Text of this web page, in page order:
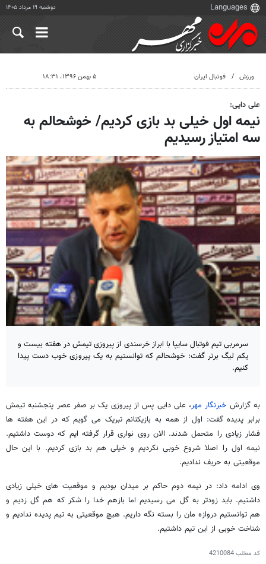
دوشنبه ۱۹ مرداد ۱۴۰۵
ورزش فوتبال ایران ۵ بهمن ۱۳۹۶، ۱۸:۳۱
علی دایی:
نیمه اول خیلی بد بازی کردیم/ خوشحالم به
سه امتیاز رسیدیم
سرمربی تیم فوتبال سایپا با ابراز خرسندی از پیروزی تیمش در هفته بیست و
یکم لیگ برتر گفت: خوشحالم که توانستیم به یک پیروزی خوب دست پیدا
کنیم.
به گزارش خبرنگار مهر، علی دایی پس از پیروزی یک بر صفر عصر پنجشنبه تیمش
برابر پدیده گفت: اول از همه به بازیکنانم تبریک می گویم که در این هفته ها
فشار زیادی را متحمل شدند. الان روی نواری قرار گرفته ایم که دوست داشتیم.
نیمه اول را اصلا شروع خوبی نکردیم و خیلی هم بد بازی کردیم. با این حال
موقعیتی به حریف ندادیم.
وی ادامه داد: در نیمه دوم حاکم بر میدان بودیم و موقعیت های خیلی زیادی
داشتیم. باید زودتر به گل می رسیدیم اما بازهم خدا را شکر که هم گل زدیم و
هم توانستیم دروازه مان را بسته نگه داریم. هیچ موقعیتی به تیم پدیده ندادیم و
شناخت خوبی از این تیم داشتیم.
کد مطلب4210084